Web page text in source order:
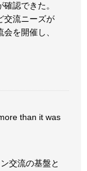
認できた。
交流ニーズが
を開催し、
than it was
交流の基盤と